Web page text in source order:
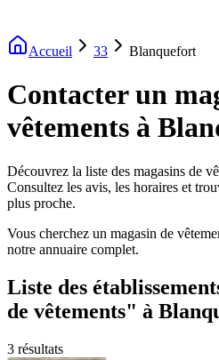
Accueil 33 Blanquefort
Contacter un
vêtements à
Découvrez la liste des magasins de
Consultez les avis, les horaires et
plus proche.
Vous cherchez un magasin de
notre annuaire complet.
Liste des
de vêtements" à
3 résultats